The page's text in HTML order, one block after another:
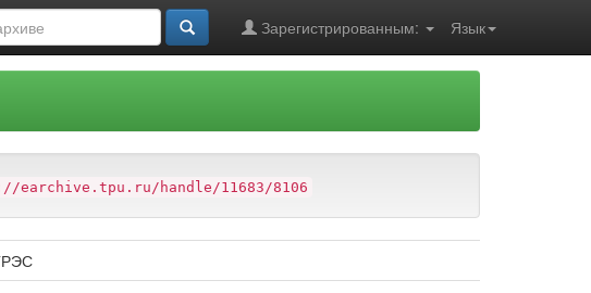
Язык
Зарегистрированным:
earchive.tpu.ru/handle/11683/8106